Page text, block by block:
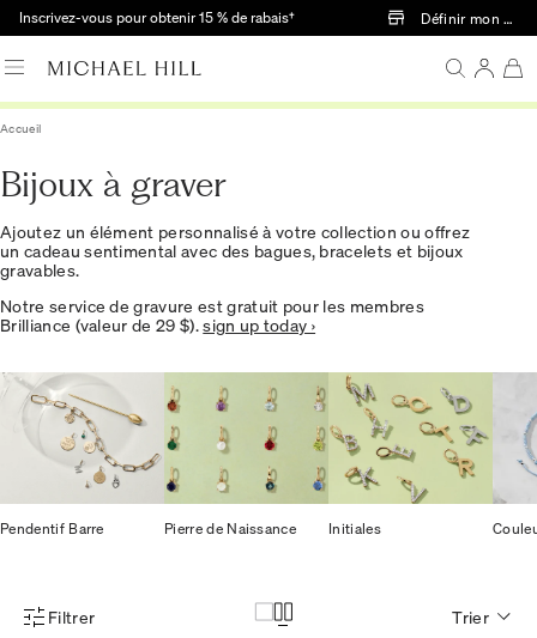
Passer au contenu principal
Inscrivez-vous pour obtenir 15 % de rabais† Définir mon
Accueil
Bijoux à graver
Ajoutez un élément personnalisé à votre collection ou offrez
un cadeau sentimental avec des bagues, bracelets et bijoux
gravables.
Notre service de gravure est gratuit pour les membres
Brilliance (valeur de 29 $).sign up today ›
Pendentif Barre Pierre de Naissance Initiales
Menu des filtres d'articles
Filtrer Trier